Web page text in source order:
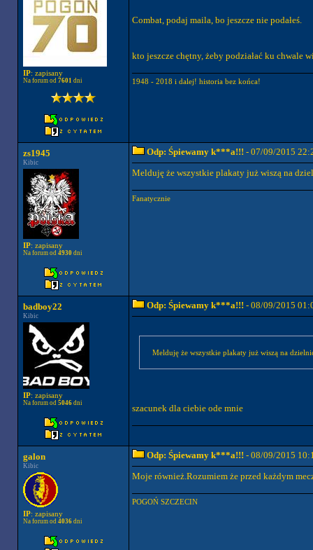
IP: zapisany
Na forum od 7601 dni
Combat, podaj maila, bo jeszcze nie podałeś.
kto jeszcze chętny, żeby podziałać ku chwale
1948 - 2018 i dalej! historia bez końca!
zs1945
Kibic
IP: zapisany
Na forum od 4930dni
Odp: Śpiewamy k***a!!! - 07/09/2015
Melduję że wszystkie plakaty już wiszą na
Fanatycznie
badboy22
Kibic
IP: zapisany
Na forum od 5046dni
Odp: Śpiewamy k***a!!! - 08/09/2015
Melduję że wszystkie plakaty już wiszą na
szacunek dla ciebie ode mnie
galon
Kibic
IP: zapisany
Na forum od 4036dni
Odp: Śpiewamy k***a!!! - 08/09/2015
Moje również.Rozumiem że przed każdym
POGOŃ SZCZECIN